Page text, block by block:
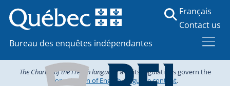
Bureau des enquêtes indépendantes
Français
Contact us
The Charter of the French languageand its regulations govern the
consultation of English-language content.